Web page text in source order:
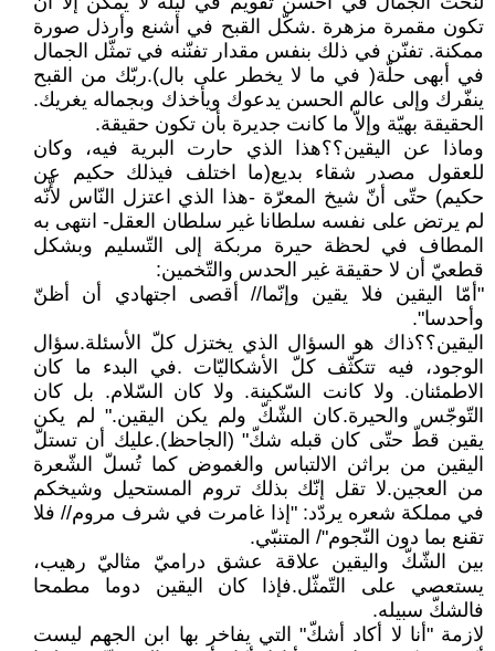
تكون مقمرة مزهرة .شكّل القبح في أشنع وأرذل صورة
ممكنة. تفنّن في ذلك بنفس مقدار تفنّنه في تمثّل الجمال
في أبهى حلّة( في ما لا يخطر على بال).ربّك من القبح
ينفّرك وإلى عالم الحسن يدعوك ويأخذك وبجماله يغريك.
الحقيقة بهيّة وإلاّ ما كانت جديرة بأن تكون حقيقة.
وماذا عن اليقين؟؟هذا الذي حارت البرية فيه، وكان
للعقول مصدر شقاء بديع(ما اختلف فيذلك حكيم عن
حكيم) حتّى أنّ شيخ المعرّة -هذا الذي اعتزل النّاس لأّنّه
لم يرتض على نفسه سلطانا غير سلطان العقل- انتهى به
المطاف في لحظة حيرة مربكة إلى التّسليم وبشكل
قطعيّ أن لا حقيقة غير الحدس والتّخمين:
"أمّا اليقين فلا يقين وإنّما// أقصى اجتهادي أن أظنّ
وأحدسا".
اليقين؟؟ذاك هو السؤال الذي يختزل كلّ الأسئلة.سؤال
الوجود، فيه تتكثّف كلّ الأشكاليّات .في البدء ما كان
الاطمئنان. ولا كانت السّكينة. ولا كان السّلام. بل كان
التّوجّس والحيرة.كان الشّكّ ولم يكن اليقين." لم يكن
يقين قطّ حتّى كان قبله شكّ" (الجاحظ).عليك أن تستلّ
اليقين من براثن الالتباس والغموض كما تُسلّ الشّعرة
من العجين.لا تقل إنّك بذلك تروم المستحيل وشيخكم
في مملكة شعره يردّد: "إذا غامرت في شرف مروم// فلا
تقنع بما دون النّجوم"/ المتنبّي.
بين الشّكّ واليقين علاقة عشق دراميّ مثاليّ رهيب،
يستعصي على التّمثّل.فإذا كان اليقين دوما مطمحا
فالشكّ سبيله.
لازمة "أنا لا أكاد أشكّ" التي يفاخر بها ابن الجهم ليست